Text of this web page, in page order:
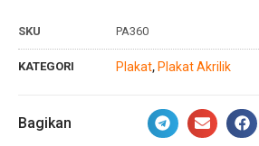
SKU PA360
KATEGORI Plakat, Plakat Akrilik
Bagikan